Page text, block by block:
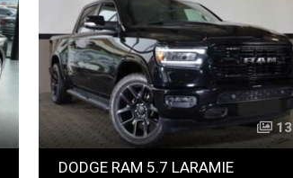
13
DODGE RAM 5.7 LARAMIE